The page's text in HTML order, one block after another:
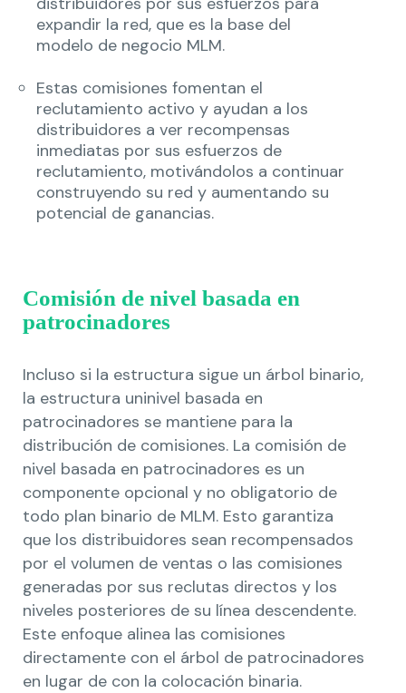
expandir la red, que es la base del
modelo de negocio MLM.
Estas comisiones fomentan el
reclutamiento activo y ayudan a los
distribuidores a ver recompensas
inmediatas por sus esfuerzos de
reclutamiento, motivándolos a continuar
construyendo su red y aumentando su
potencial de ganancias.
Comisión de nivel basada en
patrocinadores
Incluso si la estructura sigue un árbol binario,
la estructura uninivel basada en
patrocinadores se mantiene para la
distribución de comisiones. La comisión de
nivel basada en patrocinadores es un
componente opcional y no obligatorio de
todo plan binario de MLM. Esto garantiza
que los distribuidores sean recompensados ​​
por el volumen de ventas o las comisiones
generadas por sus reclutas directos y los
niveles posteriores de su línea descendente.
Este enfoque alinea las comisiones
directamente con el árbol de patrocinadores
en lugar de con la colocación binaria.